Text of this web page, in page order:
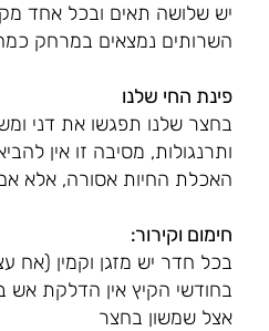
יש שלושה תאים ובכל אחד
השרותים נמצאים במרחק
פינת החי שלנו
בחצר שלנו תפגשו את דני
ותרנגולות, מסיבה זו אין
האכלת החיות אסורה, אלא
חימום וקירור:
בכל חדר יש מזגן וקמין (אח
בחודשי הקיץ אין הדלקת
אצל שמשון בחצר